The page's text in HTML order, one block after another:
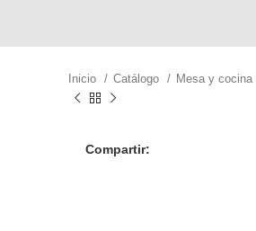
Inicio Catálogo Mesa y cocina
Compartir: